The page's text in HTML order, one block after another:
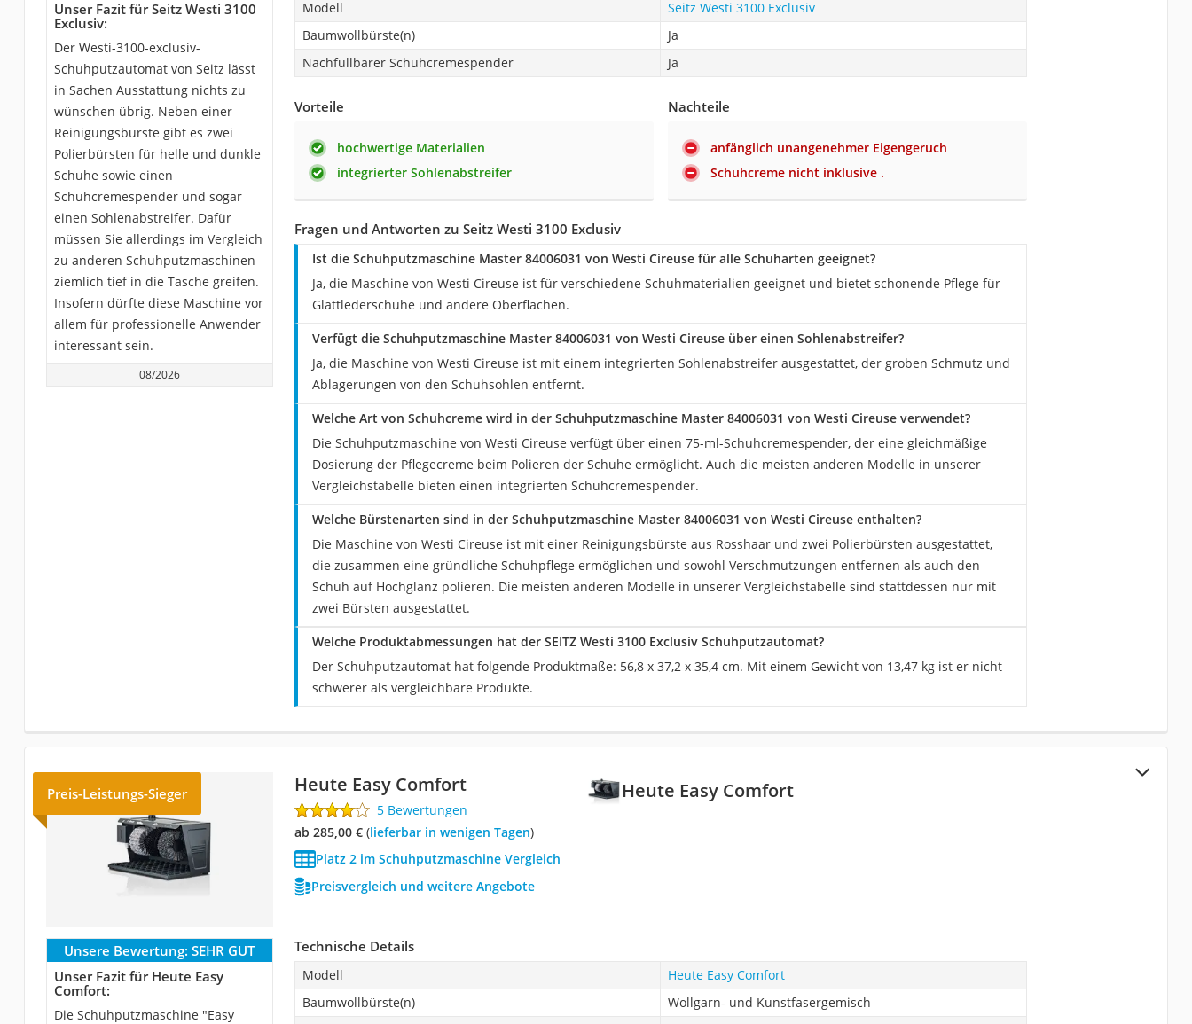
Unser Fazit für Seitz Westi 3100
Exclusiv:
Der Westi-3100-exclusiv-
Schuhputzautomat von Seitz lässt
in Sachen Ausstattung nichts zu
wünschen übrig. Neben einer
Reinigungsbürste gibt es zwei
Polierbürsten für helle und dunkle
Schuhe sowie einen
Schuhcremespender und sogar
einen Sohlenabstreifer. Dafür
müssen Sie allerdings im Vergleich
zu anderen Schuhputzmaschinen
ziemlich tief in die Tasche greifen.
Insofern dürfte diese Maschine vor
allem für professionelle Anwender
interessant sein.
08/2026
Modell
Seitz Westi 3100 Exclusiv
Baumwollbürste(n)
Ja
Nachfüllbarer Schuhcremespender
Ja
Vorteile
hochwertige Materialien
integrierter Sohlenabstreifer
Nachteile
anfänglich unangenehmer Eigengeruch
Schuhcreme nicht inklusive .
Fragen und Antworten zu Seitz Westi 3100 Exclusiv
Ist die Schuhputzmaschine Master 84006031 von Westi Cireuse für alle Schuharten geeignet?
Ja, die Maschine von Westi Cireuse ist für verschiedene Schuhmaterialien geeignet und bietet schonende Pflege für
Glattlederschuhe und andere Oberflächen.
Verfügt die Schuhputzmaschine Master 84006031 von Westi Cireuse über einen Sohlenabstreifer?
Ja, die Maschine von Westi Cireuse ist mit einem integrierten Sohlenabstreifer ausgestattet, der groben Schmutz und
Ablagerungen von den Schuhsohlen entfernt.
Welche Art von Schuhcreme wird in der Schuhputzmaschine Master 84006031 von Westi Cireuse verwendet?
Die Schuhputzmaschine von Westi Cireuse verfügt über einen 75-ml-Schuhcremespender, der eine gleichmäßige
Dosierung der Pflegecreme beim Polieren der Schuhe ermöglicht. Auch die meisten anderen Modelle in unserer
Vergleichstabelle bieten einen integrierten Schuhcremespender.
Welche Bürstenarten sind in der Schuhputzmaschine Master 84006031 von Westi Cireuse enthalten?
Die Maschine von Westi Cireuse ist mit einer Reinigungsbürste aus Rosshaar und zwei Polierbürsten ausgestattet,
die zusammen eine gründliche Schuhpflege ermöglichen und sowohl Verschmutzungen entfernen als auch den
Schuh auf Hochglanz polieren. Die meisten anderen Modelle in unserer Vergleichstabelle sind stattdessen nur mit
zwei Bürsten ausgestattet.
Welche Produktabmessungen hat der SEITZ Westi 3100 Exclusiv Schuhputzautomat?
Der Schuhputzautomat hat folgende Produktmaße: 56,8 x 37,2 x 35,4 cm. Mit einem Gewicht von 13,47 kg ist er nicht
schwerer als vergleichbare Produkte.
Heute Easy Comfort
Preis-Leistungs-Sieger Heute Easy Comfort
5 Bewertungen
ab 285,00 €( Lieferbar in wenigen Tagen)
Platz 2 im Schuhputzmaschine Vergleich
Preisvergleich und weitere Angebote
Unsere Bewertung: SEHR GUT
Unser Fazit für Heute Easy
Comfort:
Die Schuhputzmaschine "Easy
Technische Details
Modell
Heute Easy Comfort
Baumwollbürste(n)
Wollgarn- und Kunstfasergemisch